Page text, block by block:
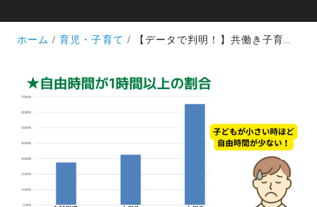
ホーム 育児・子育て 【データで判明！】共働き子育ての自由時間は未就学児期が最小！